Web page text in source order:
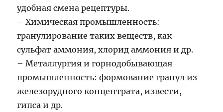
удобная смена рецептуры.
– Химическая промышленность:
гранулирование таких веществ, как
сульфат аммония, хлорид аммония и др.
– Металлургия и горнодобывающая
промышленность: формование гранул из
железорудного концентрата, извести,
гипса и др.